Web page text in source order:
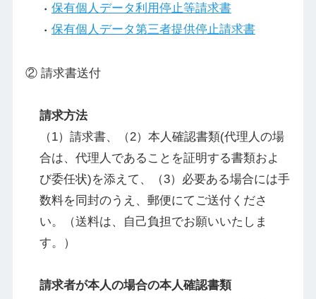
保有個人データ利用停止等請求書
保有個人データ第三者提供停止請求書
② 請求書送付
請求方法
（1）請求書、（2）本人確認書類(代理人の場
合は、代理人であることを証明する書類およ
び委任状)を添えて、（3）必要ある場合には手
数料を同封のうえ、郵便にてご送付くださ
い。（送料は、自己負担でお願いいたしま
す。）
請求者が本人の場合の本人確認書類